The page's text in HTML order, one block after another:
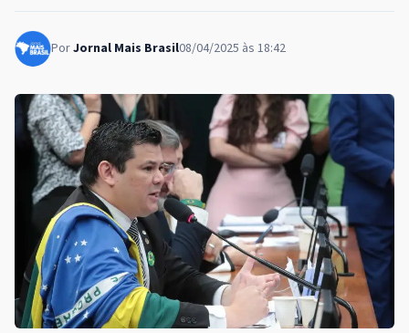
PorJornal Mais Brasil08/04/2025 às 18:42